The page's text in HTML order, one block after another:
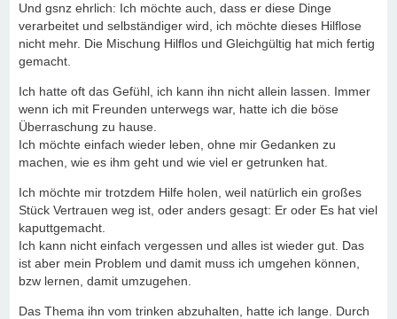
Und gsnz ehrlich: Ich möchte auch, dass er diese Dinge
verarbeitet und selbständiger wird, ich möchte dieses Hilflose
nicht mehr. Die Mischung Hilflos und Gleichgültig hat mich fertig
gemacht.
Ich hatte oft das Gefühl, ich kann ihn nicht allein lassen. Immer
wenn ich mit Freunden unterwegs war, hatte ich die böse
Überraschung zu hause.
Ich möchte einfach wieder leben, ohne mir Gedanken zu
machen, wie es ihm geht und wie viel er getrunken hat.
Ich möchte mir trotzdem Hilfe holen, weil natürlich ein großes
Stück Vertrauen weg ist, oder anders gesagt: Er oder Es hat viel
kaputtgemacht.
Ich kann nicht einfach vergessen und alles ist wieder gut. Das
ist aber mein Problem und damit muss ich umgehen können,
bzw lernen, damit umzugehen.
Das Thema ihn vom trinken abzuhalten, hatte ich lange. Durch